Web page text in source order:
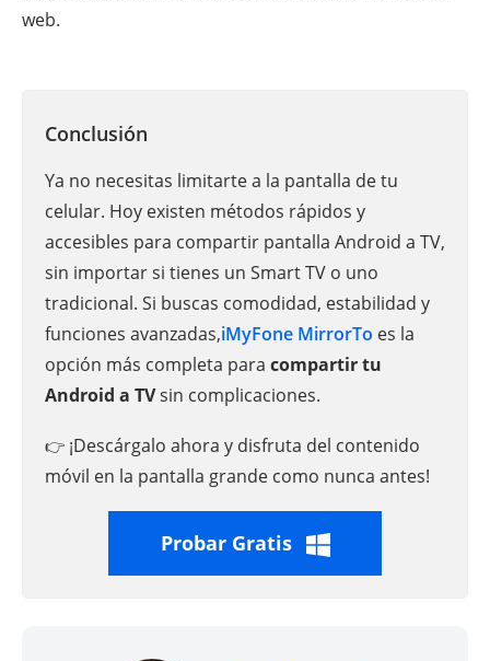
web.
Conclusión
Ya no necesitas limitarte a la pantalla de tu
celular. Hoy existen métodos rápidos y
accesibles para compartir pantalla Android a TV,
sin importar si tienes un Smart TV o uno
tradicional. Si buscas comodidad, estabilidad y
funciones avanzadas,iMyFone MirrorTo es la
opción más completa para compartir tu
Android a TVsin complicaciones.
👉 ¡Descárgalo ahora y disfruta del contenido
móvil en la pantalla grande como nunca antes!
Probar Gratis